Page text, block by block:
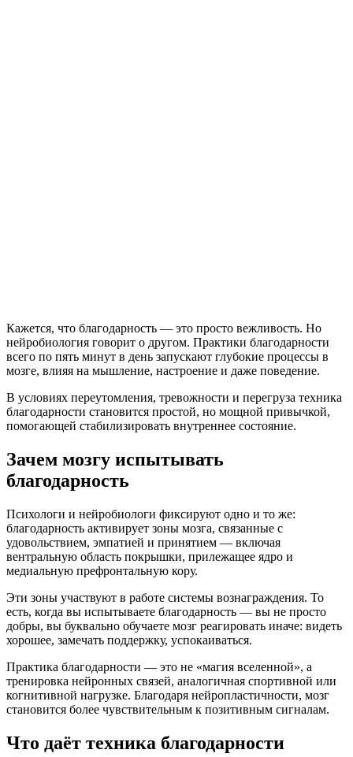
Кажется, что благодарность — это просто вежливость. Но
нейробиология говорит о другом. Практики благодарности
всего по пять минут в день запускают глубокие процессы в
мозге, влияя на мышление, настроение и даже поведение.
В условиях переутомления, тревожности и перегруза техника
благодарности становится простой, но мощной привычкой,
помогающей стабилизировать внутреннее состояние.
Зачем мозгу испытывать
благодарность
Психологи и нейробиологи фиксируют одно и то же:
благодарность активирует зоны мозга, связанные с
удовольствием, эмпатией и принятием — включая
вентральную область покрышки, прилежащее ядро и
медиальную префронтальную кору.
Эти зоны участвуют в работе системы вознаграждения. То
есть, когда вы испытываете благодарность — вы не просто
добры, вы буквально обучаете мозг реагировать иначе: видеть
хорошее, замечать поддержку, успокаиваться.
Практика благодарности — это не «магия вселенной», а
тренировка нейронных связей, аналогичная спортивной или
когнитивной нагрузке. Благодаря нейропластичности, мозг
становится более чувствительным к позитивным сигналам.
Что даёт техника благодарности